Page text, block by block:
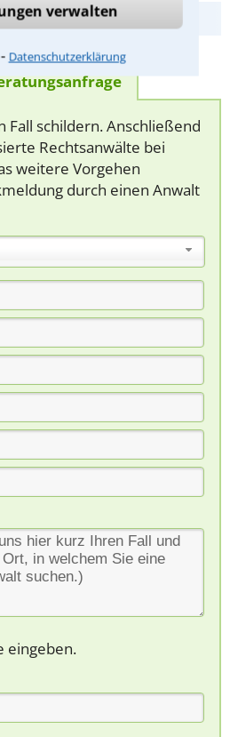
verwalten
⁃ Datenschutzerklärung
Fall schildern. Anschließend
Rechtsanwälte bei
weitere Vorgehen
durch einen Anwalt
eingeben.